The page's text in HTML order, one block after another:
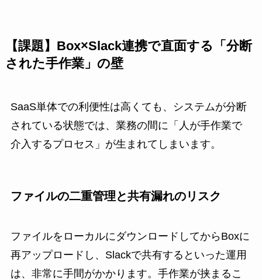
【課題】Box×Slack連携で直面する「分断
された手作業」の壁
SaaS単体での利便性は高くても、システムが分断
されている状態では、業務の間に「人が手作業で
介入するプロセス」が生まれてしまいます。
ファイルの二重管理と共有漏れのリスク
ファイルをローカルにダウンロードしてからBoxに
再アップロードし、Slackで共有するといった運用
は、非常に手間がかかります。手作業が挟まるこ